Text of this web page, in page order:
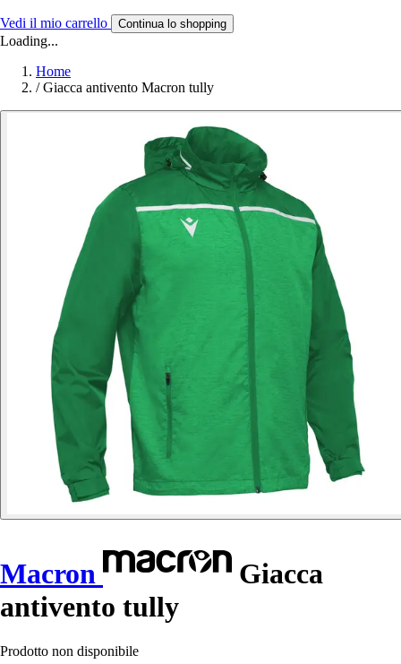
Vedi il mio carrello Continua lo shopping
Loading...
Home
/ Giacca antivento Macron tully
Macron
Giacca
antivento tully
Prodotto non disponibile